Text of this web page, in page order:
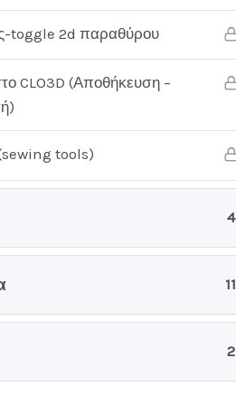
toggle 2d παραθύρου
CLO3D (Αποθήκευση –
tools)
4
11
2